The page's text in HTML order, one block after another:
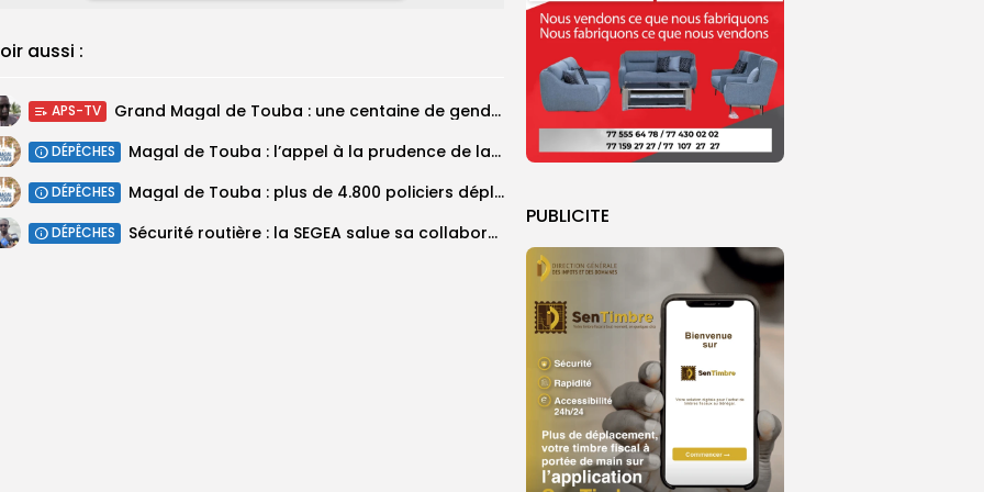
PUBLICITE
aussi :
APS-TV Grand Magal de Touba : une centaine de gendarmes mobilisés sur les...
DÉPÊCHES Magal de Touba : l’appel à la prudence de la Police sur...
DÉPÊCHES Magal de Touba : plus de 4.800 policiers déployés pour sécuriser les...
DÉPÊCHES Sécurité routière : la SEGEA salue sa collaboration avec la gendarmerie, sur...